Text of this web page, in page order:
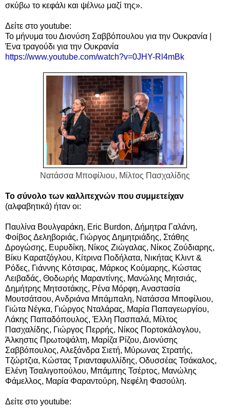
σκύβω το κεφάλι και ψέλνω μαζί της».
Δείτε στο youtube:
Το μήνυμα του Διονύση Σαββόπουλου για την Ουκρανία |
Ένα τραγούδι για την Ουκρανία
https://www.youtube.com/watch?v=0JHY-Rl4mBk
Νατάσσα Μποφίλιου, Μίλτος Πασχαλίδης
Το σύνολο των καλλιτεχνών που συμμετείχαν
(αλφαβητικά) ήταν οι:
Παυλίνα Βουλγαράκη, Eric Burdon, Δήμητρα Γαλάνη,
Φοίβος Δεληβοριάς, Γιώργος Δημητριάδης, Στάθης
Δρογώσης, Ευρυδίκη, Νίκος Ζιώγαλας, Νίκος Ζούδιαρης,
Βίκυ Καρατζόγλου, Κίτρινα Ποδήλατα, Νικήτας Κλιντ &
Ρόδες, Γιάννης Κότσιρας, Μάρκος Κούμαρης, Κώστας
Λειβαδάς, Θοδωρής Μαραντίνης, Μανώλης Μητσιάς,
Δημήτρης Μητσοτάκης, Ρένα Μόρφη, Αναστασία
Μουτσάτσου, Ανδριάνα Μπάμπαλη, Νατάσσα Μποφίλιου,
Γιώτα Νέγκα, Γιώργος Νταλάρας, Μαρία Παπαγεωργίου,
Λάκης Παπαδόπουλος, Έλλη Πασπαλά, Μίλτος
Πασχαλίδης, Γιώργος Περρής, Νίκος Πορτοκάλογλου,
Άλκηστις Πρωτοψάλτη, Μαρίζα Ρίζου, Διονύσης
Σαββόπουλος, Αλεξάνδρα Σιετή, Μύρωνας Στρατής,
Τζώρτζια, Κώστας Τριανταφυλλίδης, Οδυσσέας Τσάκαλος,
Ελένη Τσαλιγοπούλου, Μπάμπης Τσέρτος, Μανώλης
Φάμελλος, Μαρία Φαραντούρη, Νεφέλη Φασούλη.
Δείτε στο youtube: